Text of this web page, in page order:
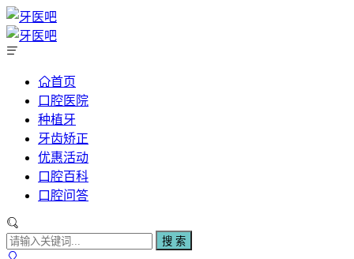
首页
口腔医院
种植牙
牙齿矫正
优惠活动
口腔百科
口腔问答
搜 索